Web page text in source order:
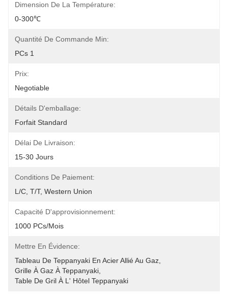
Dimension De La Température:
0-300℃
Quantité De Commande Min:
PCs 1
Prix:
Negotiable
Détails D'emballage:
Forfait Standard
Délai De Livraison:
15-30 Jours
Conditions De Paiement:
L/C, T/T, Western Union
Capacité D'approvisionnement:
1000 PCs/mois
Mettre En Évidence:
Tableau De Teppanyaki En Acier Allié Au Gaz
Grille À Gaz À Teppanyaki
Table De Gril À L' Hôtel Teppanyaki